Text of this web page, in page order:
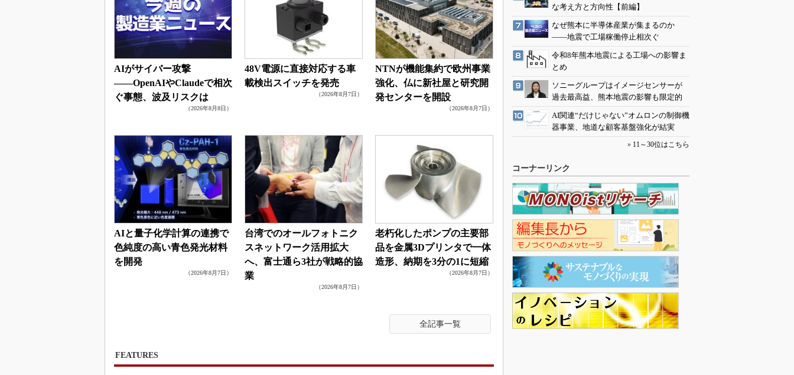
製造業ビッグデータ
メイドインジャパン
知財マネジメント
海外生産
グローバル設計・開発
AIがサイバー攻撃
――OpenAIやClaudeで相次
ぐ事態、波及リスクは
（2026年8月8日）
48V電源に直接対応する車
載検出スイッチを発売
（2026年8月7日）
NTNが機能集約で欧州事業
強化、仏に新社屋と研究開
発センターを開設
（2026年8月7日）
AIと量子化学計算の連携で
色純度の高い青色発光材料
を開発
（2026年8月7日）
台湾でのオールフォトニク
スネットワーク活用拡大
へ、富士通ら3社が戦略的協
業
（2026年8月7日）
老朽化したポンプの主要部
品を金属3Dプリンタで一体
造形、納期を3分の1に短縮
（2026年8月7日）
全記事一覧
FEATURES
な考え方と方向性【前編】
なぜ熊本に半導体産業が集まるのか
――地震で工場稼働停止相次ぐ
令和8年熊本地震による工場への影響ま
とめ
ソニーグループはイメージセンサーが
過去最高益、熊本地震の影響も限定的
AI関連“だけじゃない”オムロンの制御機
器事業、地道な顧客基盤強化が結実
» 11～30位はこちら
コーナーリンク